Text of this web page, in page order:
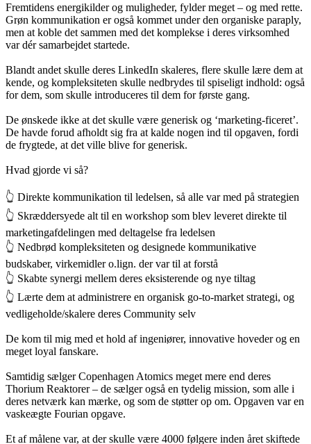
Fremtidens energikilder og muligheder, fylder meget – og med rette.
Grøn kommunikation er også kommet under den organiske paraply,
men at koble det sammen med det komplekse i deres virksomhed
var dér samarbejdet startede.
Blandt andet skulle deres LinkedIn skaleres, flere skulle lære dem at
kende, og kompleksiteten skulle nedbrydes til spiseligt indhold: også
for dem, som skulle introduceres til dem for første gang.
De ønskede ikke at det skulle være generisk og ‘marketing-ficeret’.
De havde forud afholdt sig fra at kalde nogen ind til opgaven, fordi
de frygtede, at det ville blive for generisk.
Hvad gjorde vi så?
👆 Direkte kommunikation til ledelsen, så alle var med på strategien
👆 Skræddersyede alt til en workshop som blev leveret direkte til
marketingafdelingen med deltagelse fra ledelsen
👆 Nedbrød kompleksiteten og designede kommunikative
budskaber, virkemidler o.lign. der var til at forstå
👆 Skabte synergi mellem deres eksisterende og nye tiltag
👆 Lærte dem at administrere en organisk go-to-market strategi, og
vedligeholde/skalere deres Community selv
De kom til mig med et hold af ingeniører, innovative hoveder og en
meget loyal fanskare.
Samtidig sælger Copenhagen Atomics meget mere end deres
Thorium Reaktorer – de sælger også en tydelig mission, som alle i
deres netværk kan mærke, og som de støtter op om. Opgaven var en
vaskeægte Fourian opgave.
Et af målene var, at der skulle være 4000 følgere inden året skiftede